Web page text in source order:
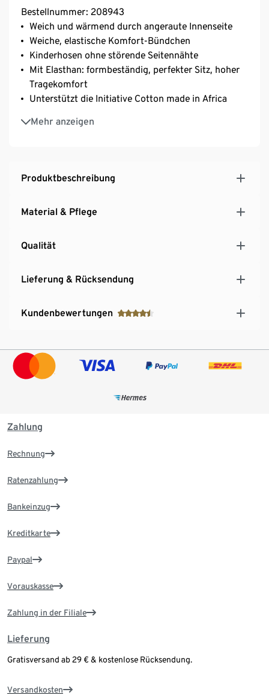
Bestellnummer: 208943
Weich und wärmend durch angeraute Innenseite
Weiche, elastische Komfort-Bündchen
Kinderhosen ohne störende Seitennähte
Mit Elasthan: formbeständig, perfekter Sitz, hoher
Tragekomfort
Unterstützt die Initiative Cotton made in Africa
Mehr anzeigen
Diese Leggings unterstützen die Farmer*innen.
Produktbeschreibung
Material & Pflege
Qualität
Lieferung & Rücksendung
Kundenbewertungen
Zahlung
Rechnung
Ratenzahlung
Bankeinzug
Kreditkarte
Paypal
Vorauskasse
Zahlung in der Filiale
Lieferung
Gratisversand ab 29 € & kostenlose Rücksendung.
Versandkosten